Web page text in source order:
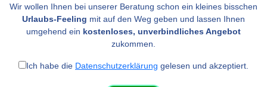
Wir wollen Ihnen bei unserer Beratung schon ein kleines bisschen
Urlaubs-Feeling mit auf den Weg geben und lassen Ihnen
umgehend ein kostenloses, unverbindliches Angebot
zukommen.
Ich habe die Datenschutzerklärung gelesen und akzeptiert.